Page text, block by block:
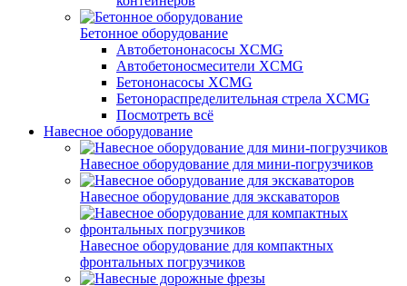
Бетонное оборудование
Автобетононасосы XCMG
Автобетоносмесители XCMG
Бетононасосы XCMG
Бетонораспределительная стрела XCMG
Посмотреть всё
Навесное оборудование
Навесное оборудование для мини-погрузчиков
Навесное оборудование для экскаваторов
Навесное оборудование для компактных
фронтальных погрузчиков